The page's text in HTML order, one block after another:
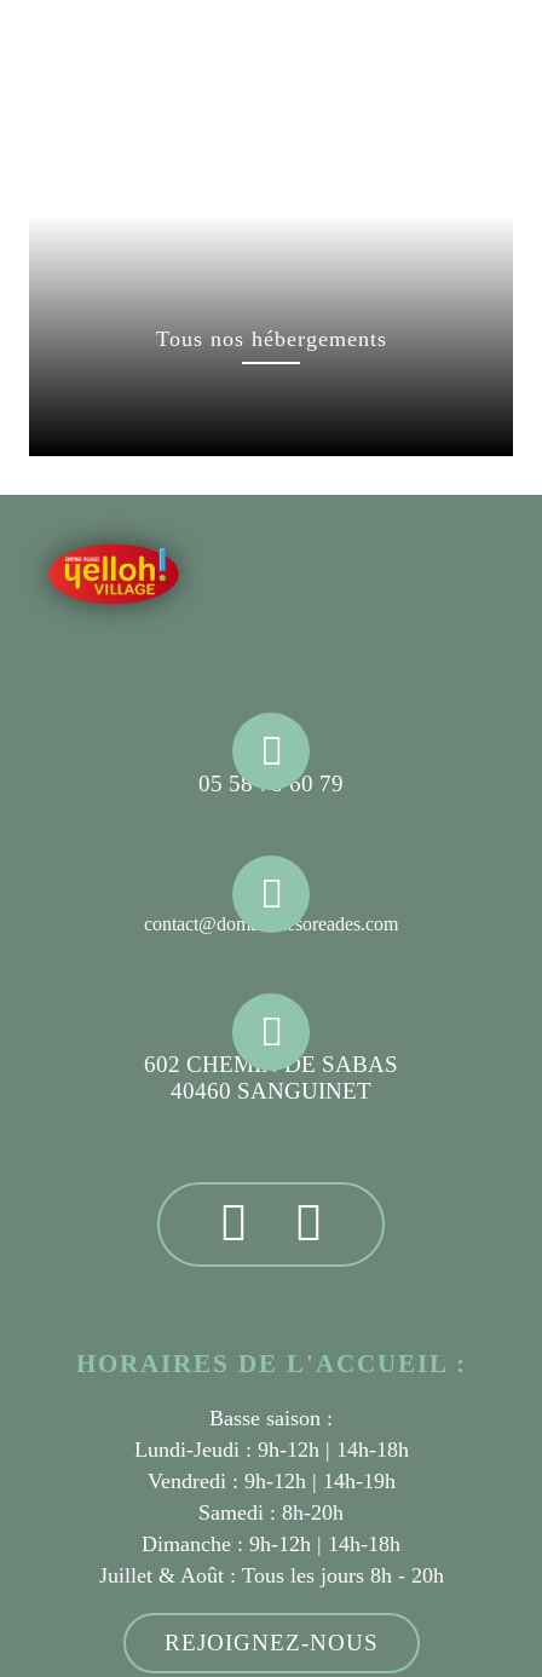
Tous nos hébergements
05 58 78 60 79
contact@domainelesoreades.com
602 CHEMIN DE SABAS
40460 SANGUINET
HORAIRES DE L'ACCUEIL :
Basse saison :
Lundi-Jeudi : 9h-12h | 14h-18h
Vendredi : 9h-12h | 14h-19h
Samedi : 8h-20h
Dimanche : 9h-12h | 14h-18h
Juillet & Août : Tous les jours 8h - 20h
REJOIGNEZ-NOUS